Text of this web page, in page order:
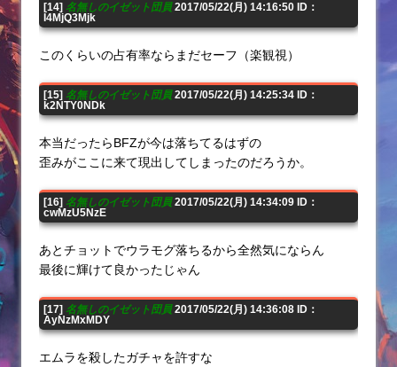
[14] 名無しのイゼット団員2017/05/22(月) 14:16:50 ID：
I4MjQ3Mjk
このくらいの占有率ならまだセーフ（楽観視）
[15] 名無しのイゼット団員2017/05/22(月) 14:25:34 ID：
k2NTY0NDk
本当だったらBFZが今は落ちてるはずの
歪みがここに来て現出してしまったのだろうか。
[16] 名無しのイゼット団員2017/05/22(月) 14:34:09 ID：
cwMzU5NzE
あとチョットでウラモグ落ちるから全然気にならん
最後に輝けて良かったじゃん
[17] 名無しのイゼット団員2017/05/22(月) 14:36:08 ID：
AyNzMxMDY
エムラを殺したガチャを許すな